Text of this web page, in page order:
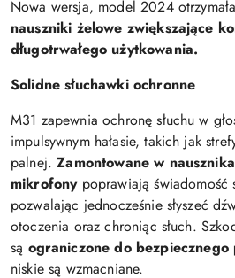
Nowa wersja, model 2024 otrzymała
nauszniki żelowe zwiększające
długotrwałego użytkowania.
Solidne słuchawki ochronne
M31 zapewnia ochronę słuchu w
impulsywnym hałasie, takich jak
palnej. Zamontowane w
mikrofony poprawiają świadomość
pozwalając jednocześnie słyszeć
otoczenia oraz chroniąc słuch.
są ograniczone do
niskie są wzmacniane.